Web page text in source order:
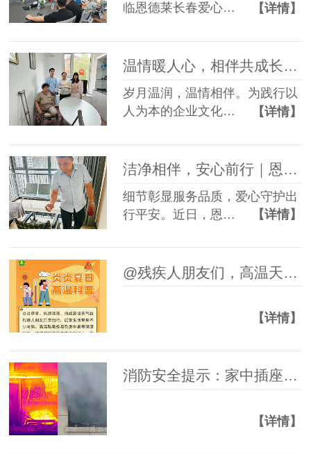
临恩德莱长春爱心…
【详情】
温情暖人心，相伴共成长——恩德莱邢台爱心店举办员工生日会
岁月温润，温情相伴。为践行以
人为本的企业文化…
【详情】
洁净相伴，安心前行｜恩德莱邯郸爱心店常态化开展轮椅养护服务
细节彰显服务品质，爱心守护出
行平安。近日，恩…
【详情】
@残疾人朋友们，高温天气防暑科普指南请查收~
【详情】
消防安全提示：家中插座起火，如何正确处理！
【详情】